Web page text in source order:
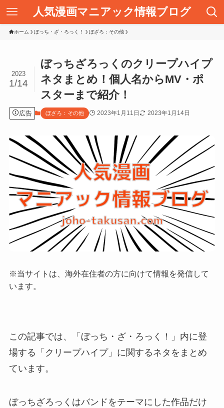
人気漫画マニアック情報ブログ
ホーム ぼっち・ざ・ろっく！ ぼざろ：その他
ぼっちざろっくのクリープハイプ
ネタまとめ！個人名からMV・ポ
スターまで紹介！
2023
1/14
広告 ぼざろ：その他 2023年1月11日 2023年1月14日
※当サイトは、海外在住者の方に向けて情報を発信して
います。
この記事では、「ぼっち・ざ・ろっく！」内に登
場する「クリープハイプ」に関するネタをまとめ
ています。
ぼっちざろっくはバンドをテーマにした作品だけ